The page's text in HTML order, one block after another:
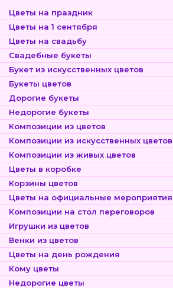
Цветы на праздник
Цветы на 1 сентября
Цветы на свадьбу
Свадебные букеты
Букет из искусственных цветов
Букеты цветов
Дорогие букеты
Недорогие букеты
Композиции из цветов
Композиции из искусственных цветов
Композиции из живых цветов
Цветы в коробке
Корзины цветов
Цветы на официальные мероприятия
Композиции на стол переговоров
Игрушки из цветов
Венки из цветов
Цветы на день рождения
Кому цветы
Недорогие цветы